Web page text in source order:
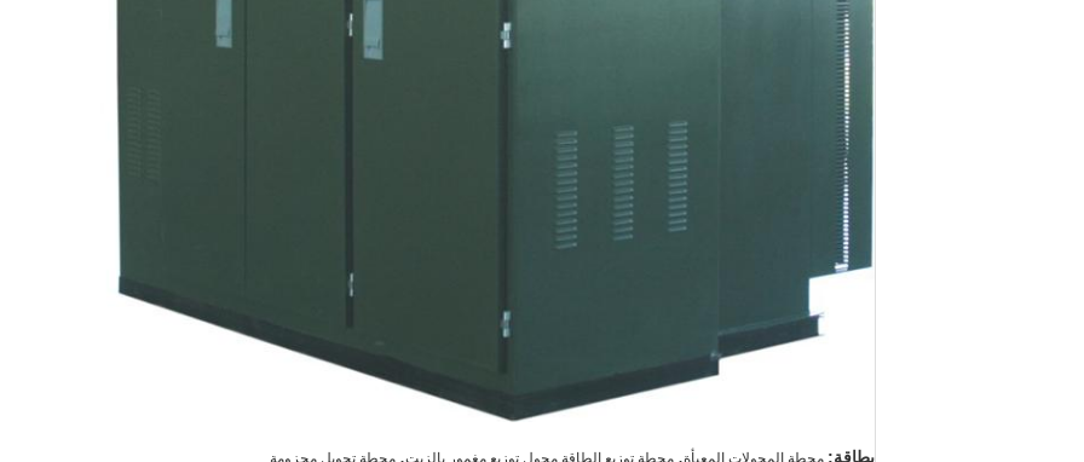
بطاقة: محطة المحولات المعبأة, محطة توزيع الطاقة,محول توزيع مغمور بالزيت, محطة تحويل محزومة